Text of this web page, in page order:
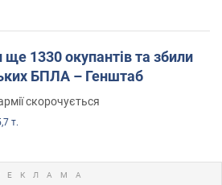
ще 1330 окупантів та збили
БПЛА – Генштаб
скорочується
т.